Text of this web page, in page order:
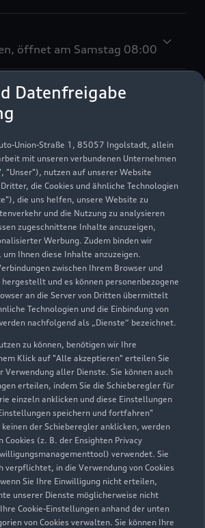
Datenfreigabe
Union-Straße 1, 85057 Ingolstadt, allein
mit unseren verbundenen Unternehmen
"Unser"), nutzen auf unserer Website
die Cookies und ähnliche Technologien
die uns helfen, unsere Website zu
und die Nutzung zu analysieren
zugeschnittene Inhalte anzuzeigen,
Werbung. Zudem binden wir
Ihnen diese Inhalte anzuzeigen.
zwischen Ihrem Browser und
und es können personenbezogene
an die Server von Dritten übermittelt
Technologien und die Einbindung von
nachfolgend als „Dienste“ bezeichnet.
zu können, benötigen wir Ihre
Klick auf "Alle akzeptieren" erteilen Sie
Verwendung aller Dienste. Sie können auch
erteilen, indem Sie die Schieberegler für
einzeln anklicken und diese Einstellungen
speichern und fortfahren"
der Schieberegler anklicken, werden
Cookies (z. B. der Ensighten Privacy
verwendet. Sie
verpflichtet, in die Verwendung von Cookies
Sie Ihre Einwilligung nicht erteilen,
unserer Dienste möglicherweise nicht
Cookie-Einstellungen anhand der unten
von Cookies verwalten. Sie können Ihre
, öffnet am Samstag 08:00
Samstag 08:00
,öffnet amSamstag 08:00